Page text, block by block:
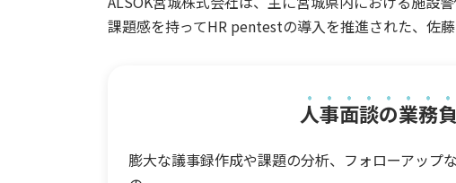
課題感を持ってHR pentestの導入を推進された、佐藤
人事面談の業務
膨大な議事録作成や課題の分析、フォローアップ